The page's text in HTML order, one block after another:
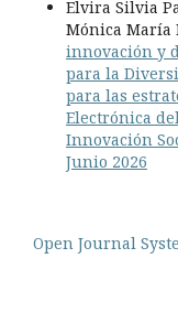
Elvira Silvia
Mónica María
innovación y
para la
para las
Electrónica
Innovación
Junio 2026
Open Journal